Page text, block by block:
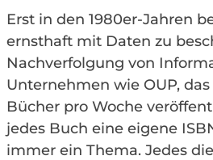
Erst in den 1980er-Jahren
ernsthaft mit Daten zu
Nachverfolgung von
Unternehmen wie OUP,
Bücher pro Woche
jedes Buch eine eigene
immer ein Thema. Jedes